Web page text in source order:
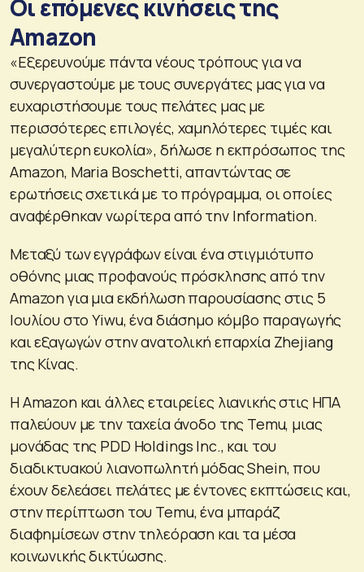
Οι επόμενες κινήσεις της
Amazon
«Εξερευνούμε πάντα νέους τρόπους για να
συνεργαστούμε με τους συνεργάτες μας για να
ευχαριστήσουμε τους πελάτες μας με
περισσότερες επιλογές, χαμηλότερες τιμές και
μεγαλύτερη ευκολία», δήλωσε η εκπρόσωπος της
Amazon, Maria Boschetti, απαντώντας σε
ερωτήσεις σχετικά με το πρόγραμμα, οι οποίες
αναφέρθηκαν νωρίτερα από την Information.
Μεταξύ των εγγράφων είναι ένα στιγμιότυπο
οθόνης μιας προφανούς πρόσκλησης από την
Amazon για μια εκδήλωση παρουσίασης στις 5
Ιουλίου στο Yiwu, ένα διάσημο κόμβο παραγωγής
και εξαγωγών στην ανατολική επαρχία Zhejiang
της Κίνας.
Η Amazon και άλλες εταιρείες λιανικής στις ΗΠΑ
παλεύουν με την ταχεία άνοδο της Temu, μιας
μονάδας της PDD Holdings Inc., και του
διαδικτυακού λιανοπωλητή μόδας Shein, που
έχουν δελεάσει πελάτες με έντονες εκπτώσεις και,
στην περίπτωση του Temu, ένα μπαράζ
διαφημίσεων στην τηλεόραση και τα μέσα
κοινωνικής δικτύωσης.